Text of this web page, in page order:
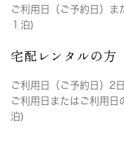
ご利用日（ご予約日）ま
１泊)
宅配レンタルの方
ご利用日（ご予約日）2
ご利用日またはご利用日
泊)